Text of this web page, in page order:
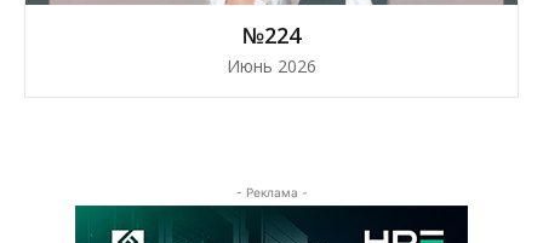
№224
Июнь 2026
- Реклама -